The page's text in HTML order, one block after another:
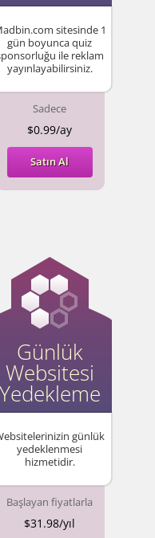
sitesinde 1
gün boyunca quiz
ile reklam
yayınlayabilirsiniz.
Sadece
$0.99/ay
Satın Al
Günlük
Websitesi
Yedekleme
günlük
yedeklenmesi
hizmetidir.
Başlayan fiyatlarla
$31.98/yıl